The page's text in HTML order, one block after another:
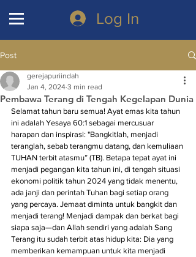
Log In
Post
Pembawa Terang di Tengah Kegelapan Dunia
gerejapuriindah
Jan 4, 2024 3 min read
Selamat tahun baru semua! Ayat emas kita tahun
ini adalah Yesaya 60:1 sebagai mercusuar
harapan dan inspirasi: "Bangkitlah, menjadi
teranglah, sebab terangmu datang, dan kemuliaan
TUHAN terbit atasmu” (TB). Betapa tepat ayat ini
menjadi pegangan kita tahun ini, di tengah situasi
ekonomi politik tahun 2024 yang tidak menentu,
ada janji dan perintah Tuhan bagi setiap orang
yang percaya. Jemaat diminta untuk bangkit dan
menjadi terang! Menjadi dampak dan berkat bagi
siapa saja—dan Allah sendiri yang adalah Sang
Terang itu sudah terbit atas hidup kita: Dia yang
memberikan kemampuan untuk kita menjadi